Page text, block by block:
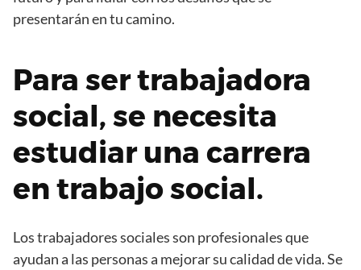
presentarán en tu camino.
Para ser trabajadora
social, se necesita
estudiar una carrera
en trabajo social.
Los trabajadores sociales son profesionales que
ayudan a las personas a mejorar su calidad de vida. Se